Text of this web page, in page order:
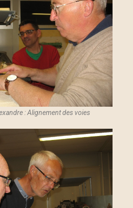
: Alignement des voies